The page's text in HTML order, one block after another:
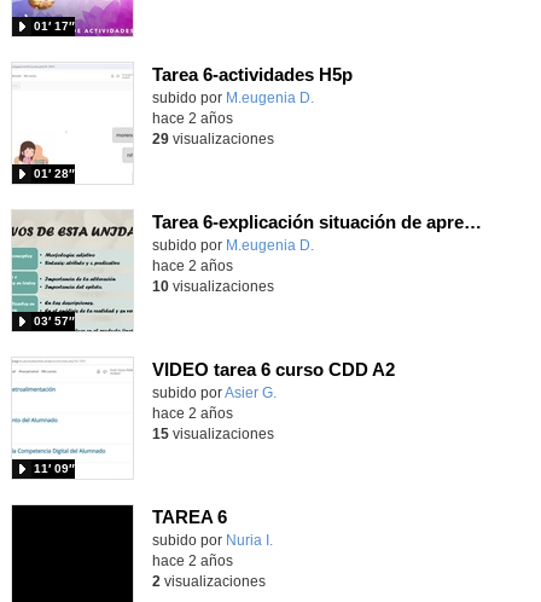
01′ 17″
Tarea 6-actividades H5p
Contenido educativo.
subido por M.eugenia D.
01′ 28″
hace 2 años
29visualizaciones
Tarea 6-explicación situación de aprendizaje
Contenido educativo.
subido por M.eugenia D.
03′ 57″
hace 2 años
10visualizaciones
VIDEO tarea 6 curso CDD A2
Contenido educativo.
subido porAsier G.
11′ 09″
hace 2 años
15visualizaciones
TAREA 6
Contenido educativo.
subido por Nuria I.
hace 2 años
2 visualizaciones